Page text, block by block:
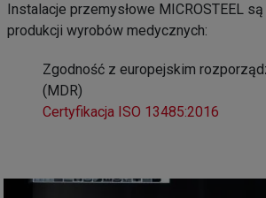
Instalacje przemysłowe MICROSTEEL
produkcji wyrobów medycznych:
Zgodność z europejskim
(MDR)
Certyfikacja ISO 13485:2016